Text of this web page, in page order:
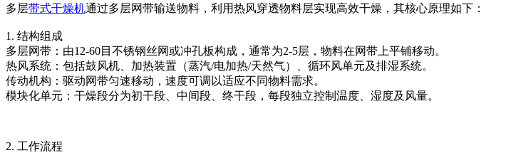
多层带式干燥机通过多层网带输送物料，利用热风穿透物料层实现高效干燥，其核心原理如下：
1. 结构组成
多层网带：由12-60目不锈钢丝网或冲孔板构成，通常为2-5层，物料在网带上平铺移动。
热风系统：包括鼓风机、加热装置（蒸汽/电加热/天然气）、循环风单元及排湿系统。
传动机构：驱动网带匀速移动，速度可调以适应不同物料需求。
模块化单元：干燥段分为初干段、中间段、终干段，每段独立控制温度、湿度及风量。
2. 工作流程